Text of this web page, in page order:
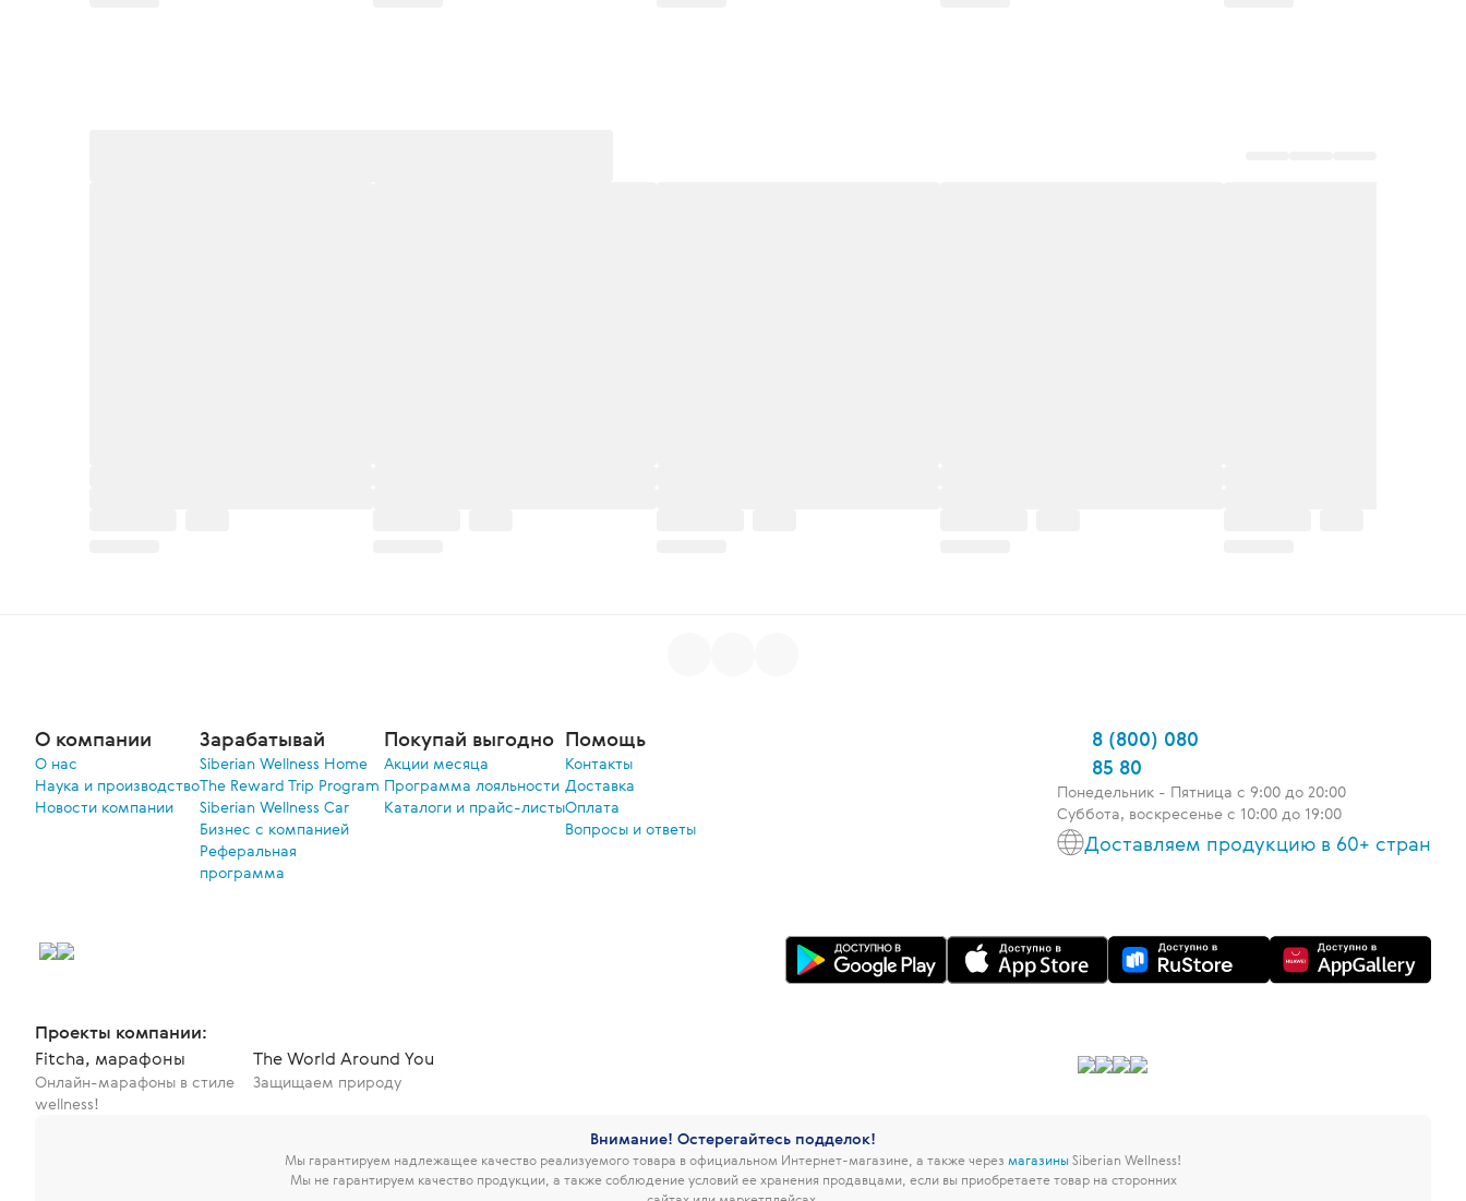
О компании
О нас
Наука и производство
Новости компании
Зарабатывай
Siberian Wellness Home
The Reward Trip Program
Siberian Wellness Car
Бизнес с компанией
Реферальная
программа
Покупай выгодно
Акции меcяца
Программа лояльности
Каталоги и прайс-листы
Помощь
Контакты
Доставка
Оплата
Вопросы и ответы
8 (800) 080
85 80
Понедельник - Пятница c 9:00 до 20:00
Суббота, воскресенье с 10:00 до 19:00
Доставляем продукцию в 60+ стран
Проекты компании:
Fitcha, марафоны
Онлайн-марафоны в стиле
wellness!
The World Around You
Защищаем природу
Внимание! Остерегайтесь подделок!
Мы гарантируем надлежащее качество реализуемого товара в официальном Интернет-магазине, а также через магазиныSiberian Wellness!
Мы не гарантируем качество продукции, а также соблюдение условий ее хранения продавцами, если вы приобретаете товар на сторонних